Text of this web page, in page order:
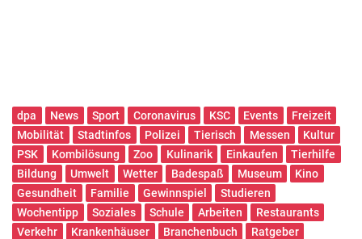
dpa News Sport Coronavirus KSC Events
Freizeit
Mobilität
Stadtinfos Polizei Tierisch Messen
Kultur
PSK
Kombilösung Zoo Kulinarik Einkaufen
Tierhilfe
Bildung
Umwelt Wetter Badespaß Museum
Kino
Gesundheit
Familie Gewinnspiel
Studieren
Wochentipp
Soziales Schule Arbeiten
Restaurants
Verkehr
Krankenhäuser Branchenbuch
Ratgeber